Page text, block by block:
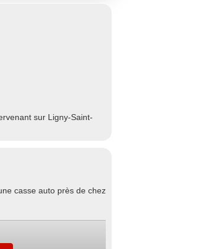
sur Ligny-Saint-
casse auto près de chez